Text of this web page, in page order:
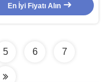
çubuğu Çekme Kolu
En İyi Fiyatı Alın
5 6 7